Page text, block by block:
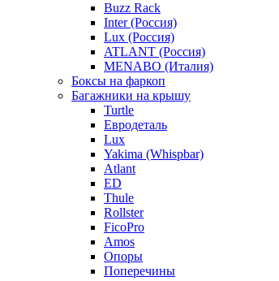
Buzz Rack
Inter (Россия)
Lux (Россия)
ATLANT (Россия)
MENABO (Италия)
Боксы на фаркоп
Багажники на крышу
Turtle
Евродеталь
Lux
Yakima (Whispbar)
Atlant
ED
Thule
Rollster
FicoPro
Amos
Опоры
Поперечины